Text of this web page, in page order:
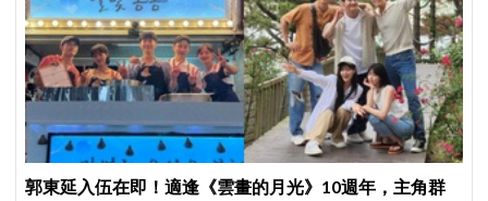
郭東延入伍在即！適逢《雲畫的月光》10週年，主角群